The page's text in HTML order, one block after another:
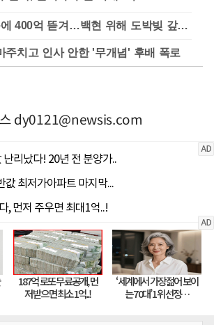
차가원 "MC몽에 400억 뜯겨…백현 위해 도박빚 갚아줘"
주치고 인사 안한 '무개념' 후배 폭로
dy0121@newsis.com